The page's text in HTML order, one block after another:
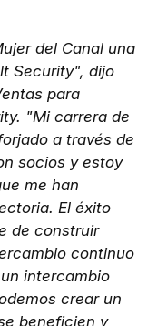
del Canal una
Security", dijo
para
"Mi carrera de
a través de
socios y estoy
me han
El éxito
de construir
continuo
intercambio
crear un
beneficien y